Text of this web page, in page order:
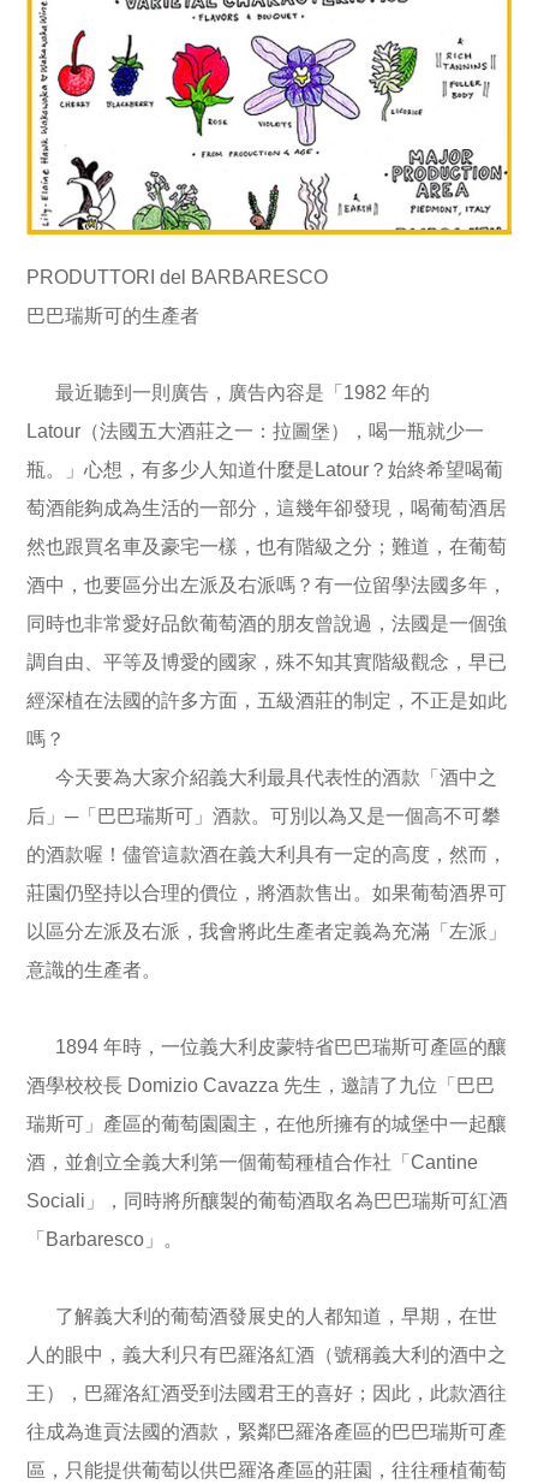
PRODUTTORI del BARBARESCO
巴巴瑞斯可的生產者
最近聽到一則廣告，廣告內容是「1982 年的
Latour（法國五大酒莊之一：拉圖堡），喝一瓶就少一
瓶。」心想，有多少人知道什麼是Latour？始終希望喝葡
萄酒能夠成為生活的一部分，這幾年卻發現，喝葡萄酒居
然也跟買名車及豪宅一樣，也有階級之分；難道，在葡萄
酒中，也要區分出左派及右派嗎？有一位留學法國多年，
同時也非常愛好品飲葡萄酒的朋友曾說過，法國是一個強
調自由、平等及博愛的國家，殊不知其實階級觀念，早已
經深植在法國的許多方面，五級酒莊的制定，不正是如此
嗎？
今天要為大家介紹義大利最具代表性的酒款「酒中之
后」─「巴巴瑞斯可」酒款。可別以為又是一個高不可攀
的酒款喔！儘管這款酒在義大利具有一定的高度，然而，
莊園仍堅持以合理的價位，將酒款售出。如果葡萄酒界可
以區分左派及右派，我會將此生產者定義為充滿「左派」
意識的生產者。
1894 年時，一位義大利皮蒙特省巴巴瑞斯可產區的釀
酒學校校長 Domizio Cavazza 先生，邀請了九位「巴巴
瑞斯可」產區的葡萄園園主，在他所擁有的城堡中一起釀
酒，並創立全義大利第一個葡萄種植合作社「Cantine
Sociali」，同時將所釀製的葡萄酒取名為巴巴瑞斯可紅酒
「Barbaresco」。
了解義大利的葡萄酒發展史的人都知道，早期，在世
人的眼中，義大利只有巴羅洛紅酒（號稱義大利的酒中之
王），巴羅洛紅酒受到法國君王的喜好；因此，此款酒往
往成為進貢法國的酒款，緊鄰巴羅洛產區的巴巴瑞斯可產
區，只能提供葡萄以供巴羅洛產區的莊園，往往種植葡萄